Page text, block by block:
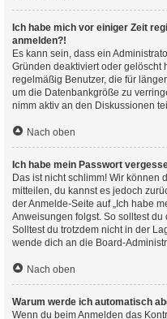
Ich habe mich vor einiger Zeit
anmelden?!
Es kann sein, dass ein
Gründen deaktiviert oder gelöscht
regelmäßig Benutzer, die für
um die Datenbankgröße zu
nimm aktiv an den Diskussionen
Nach oben
Ich habe mein Passwort
Das ist nicht schlimm! Wir können
mitteilen, du kannst es jedoch
der Anmelde-Seite auf „Ich habe
Anweisungen folgst. So solltest
Solltest du trotzdem nicht in der
wende dich an die Board-
Nach oben
Warum werde ich automatisch
Wenn du beim Anmelden das